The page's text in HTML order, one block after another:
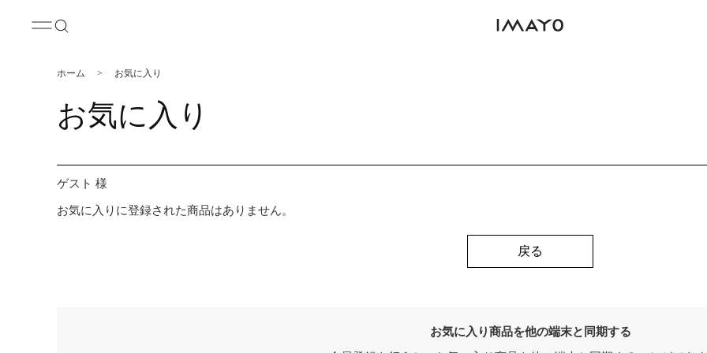
ホーム > お気に入り
お気に入り
ゲスト 様
お気に入りに登録された商品はありません。
戻る
お気に入り商品を他の端末と同期する